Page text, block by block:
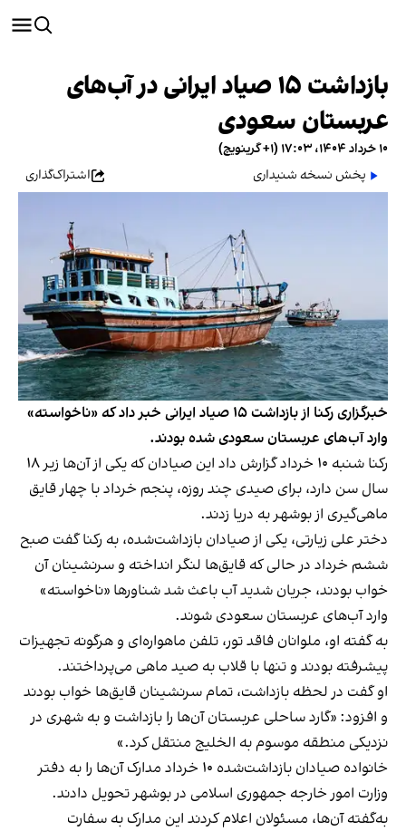
بازداشت ۱۵ صیاد ایرانی در آب‌های
عربستان سعودی
۱۰ خرداد ۱۴۰۴، ۱۷:۰۳ (‎+۱ گرینویچ)
پخش نسخه شنیداری
اشتراک‌گذاری
خبرگزاری رکنا از بازداشت ۱۵ صیاد ایرانی خبر داد که «ناخواسته»
وارد آب‌های عربستان سعودی شده بودند.
رکنا شنبه ۱۰ خرداد گزارش داد این صیادان که یکی از آن‌ها زیر ۱۸
سال سن دارد، برای صیدی چند روزه، پنجم خرداد با چهار قایق
ماهی‌گیری از بوشهر به دریا زدند.
دختر علی زیارتی، یکی از صیادان بازداشت‌شده، به رکنا گفت صبح
ششم خرداد در حالی‌ که قایق‌ها لنگر انداخته و سرنشینان آن
خواب بودند، جریان شدید آب باعث شد شناورها «ناخواسته»
وارد آب‌های عربستان سعودی شوند.
به گفته او، ملوانان فاقد تور، تلفن ماهواره‌ای و هرگونه تجهیزات
پیشرفته بودند و تنها با قلاب به صید ماهی می‌پرداختند.
او گفت در لحظه بازداشت، تمام سرنشینان قایق‌ها خواب بودند
و افزود: «گارد ساحلی عربستان آ‌ن‌ها را بازداشت و به شهری در
نزدیکی منطقه موسوم به الخلیج منتقل کرد.»
خانواده صیادان بازداشت‌شده ۱۰ خرداد مدارک آن‌ها را به دفتر
وزارت امور خارجه جمهوری اسلامی در بوشهر تحویل دادند.
به‌گفته آن‌ها، مسئولان اعلام کردند این مدارک به سفارت